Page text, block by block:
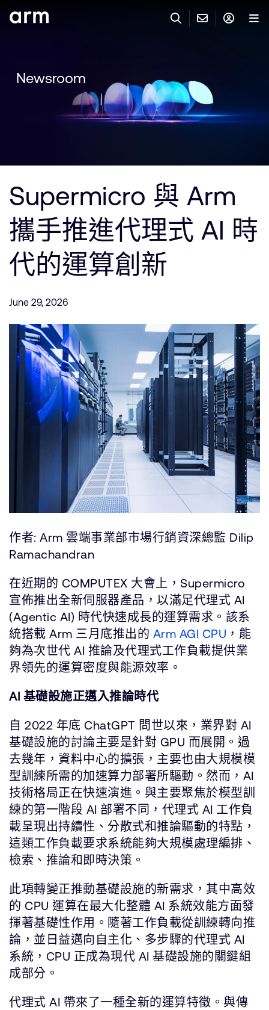
聯絡技術支援
IP 技術支援
Flexible Access 企業版
其他事項
Arm Integrity Helpline
媒體聯絡
研究合作
網站
投資者
通報安全漏洞
Arm 全球總部
110 Fulbourn Road
Cambridge, UK
Tel: + 44(1223) 400 400 [main reception]
Fax: + 44(1223) 400 410
查詢全球辦公室
登入以存取您的 Arm 帳號。
開發者
支援與訓練
公司資訊
Newsroom
Supermicro 與 Arm
攜手推進代理式 AI 時
代的運算創新
June 29, 2026
作者: Arm 雲端事業部市場行銷資深總監 Dilip
Ramachandran
在近期的 COMPUTEX 大會上，Supermicro
宣佈推出全新伺服器產品，以滿足代理式 AI
(Agentic AI) 時代快速成長的運算需求。該系
統搭載 Arm 三月底推出的 Arm AGI CPU ，能
夠為次世代 AI 推論及代理式工作負載提供業
界領先的運算密度與能源效率。
AI 基礎設施正邁入推論時代
自 2022 年底 ChatGPT 問世以來，業界對 AI
基礎設施的討論主要是針對 GPU 而展開。過
去幾年，資料中心的擴張，主要也由大規模模
型訓練所需的加速算力部署所驅動。然而，AI
技術格局正在快速演進。與主要聚焦於模型訓
練的第一階段 AI 部署不同，代理式 AI 工作負
載呈現出持續性、分散式和推論驅動的特點，
這類工作負載要求系統能夠大規模處理編排、
檢索、推論和即時決策。
此項轉變正推動基礎設施的新需求，其中高效
的 CPU 運算在最大化整體 AI 系統效能方面發
揮著基礎性作用。隨著工作負載從訓練轉向推
論，並日益邁向自主化、多步驟的代理式 AI
系統，CPU 正成為現代 AI 基礎設施的關鍵組
成部分。
代理式 AI 帶來了一種全新的運算特徵。與傳